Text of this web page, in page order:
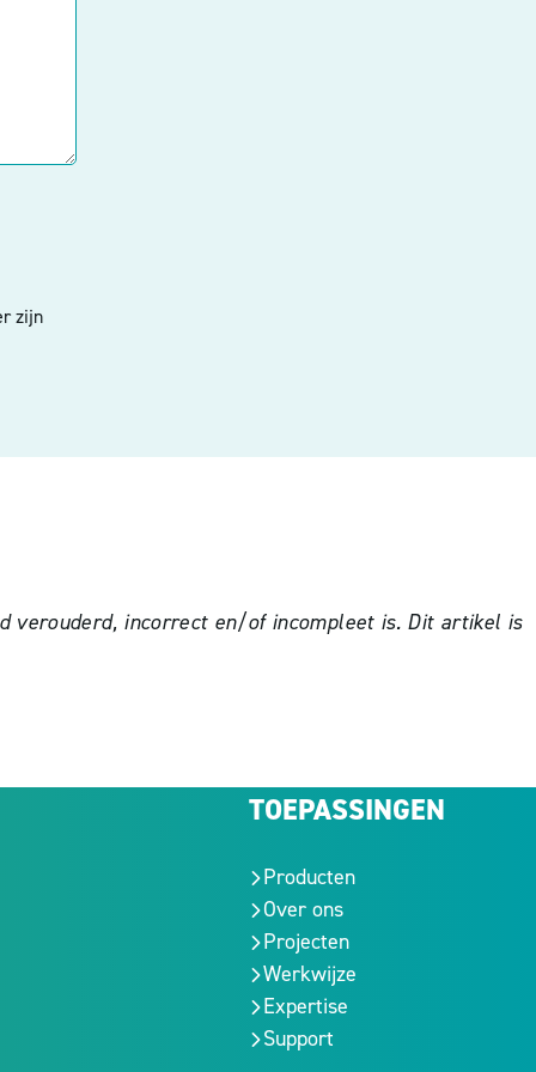
zijn
verouderd, incorrect en/of incompleet is. Dit artikel is
TOEPASSINGEN
Producten
Over ons
Projecten
Werkwijze
Expertise
Support